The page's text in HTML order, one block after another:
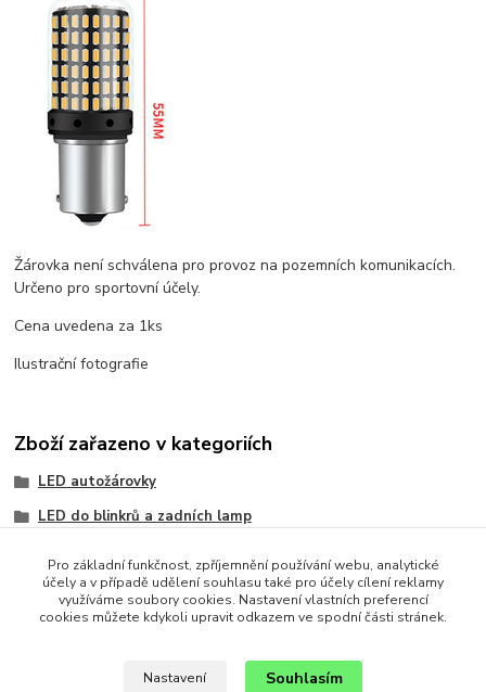
Žárovka není schválena pro provoz na pozemních komunikacích.
Určeno pro sportovní účely.
Cena uvedena za 1ks
Ilustrační fotografie
Zboží zařazeno v kategoriích
LED autožárovky
LED do blinkrů a zadních lamp
Patice jednopólové
SMD LED - doporučujeme!
Pro základní funkčnost, zpříjemnění používání webu, analytické
účely a v případě udělení souhlasu také pro účely cílení reklamy
využíváme soubory cookies. Nastavení vlastních preferencí
cookies můžete kdykoli upravit odkazem ve spodní části stránek.
Nastavení Souhlasím